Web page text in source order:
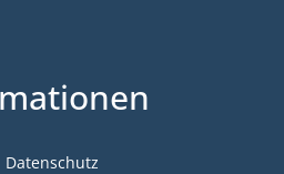
Datenschutz